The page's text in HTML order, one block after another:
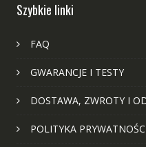
Szybkie linki
FAQ
GWARANCJE I TESTY
DOSTAWA, ZWROTY I
POLITYKA